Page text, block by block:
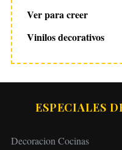
Ver para creer
Vinilos decorativos
ESPECIALES
Decoracion Cocinas